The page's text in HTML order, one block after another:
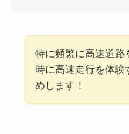
特に頻繁に高速道路
時に高速走行を体験
めします！